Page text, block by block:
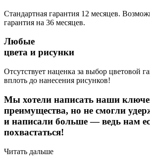
Стандартная гарантия 12 месяцев.
гарантия на 36 месяцев.
Любые
цвета и рисунки
Отсутствует наценка за выбор цветовой
вплоть до нанесения рисунков!
Мы хотели написать наши
преимущества, но не смогли
и написали больше — ведь нам
похвастаться!
Читать дальше